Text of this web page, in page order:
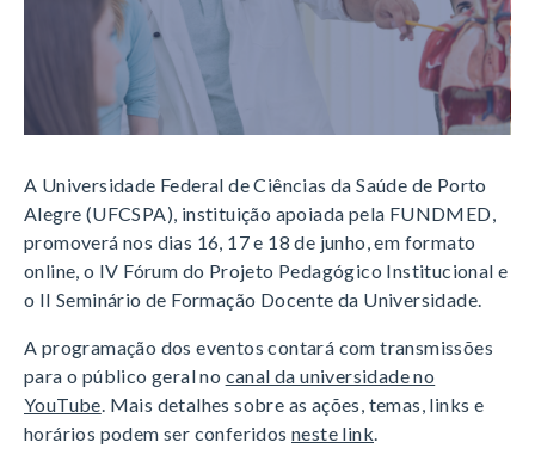
A Universidade Federal de Ciências da Saúde de Porto
Alegre (UFCSPA), instituição apoiada pela FUNDMED,
promoverá nos dias 16, 17 e 18 de junho, em formato
online, o IV Fórum do Projeto Pedagógico Institucional e
o II Seminário de Formação Docente da Universidade.
A programação dos eventos contará com transmissões
para o público geral no canal da universidade no
YouTube . Mais detalhes sobre as ações, temas, links e
horários podem ser conferidos neste link